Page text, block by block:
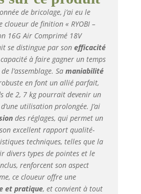
de bricolage, j’ai eu le
de finition « RYOBI –
16G Air Comprimé 18V
se distingue par son efficacité
à faire gagner un temps
l’assemblage. Sa maniabilité
en font un allié parfait,
de 2, 7 kg pourrait devenir un
utilisation prolongée. J’ai
des réglages, qui permet un
excellent rapport qualité-
techniques, telles que la
divers types de pointes et le
renforcent son aspect
ce cloueur offre une
et pratique, et convient à tout